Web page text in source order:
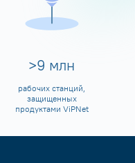
>10 млн
рабочих станций,
защищенных
продуктами ViPNet